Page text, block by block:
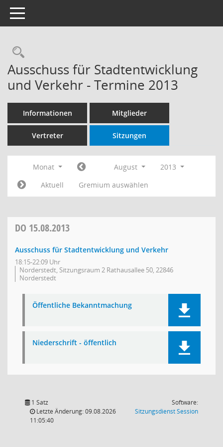
Toggle navigation
Rechercheauswahl
Ausschuss für Stadtentwicklung
und Verkehr - Termine 2013
Informationen Mitglieder
Vertreter Sitzungen
Monat August
2013
Aktuell
Gremium auswählen
DO 15.08.2013
Ausschuss für Stadtentwicklung und Verkehr
18:15-22:09 Uhr
Norderstedt, Sitzungsraum 2 Rathausallee 50, 22846
Norderstedt
Öffentliche Bekanntmachung
Niederschrift - öffentlich
1 Satz
Letzte Änderung: 09.08.2026
11:05:40
Software:
SitzungsdienstSession(Wird in